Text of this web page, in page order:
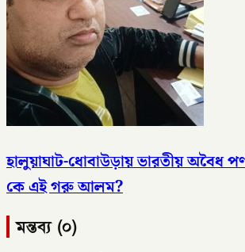
হালুয়াঘাট-ধোবাউড়ায় ভারতীয় অবৈধ
কে এই গরু আলম?
মন্তব্য (০)